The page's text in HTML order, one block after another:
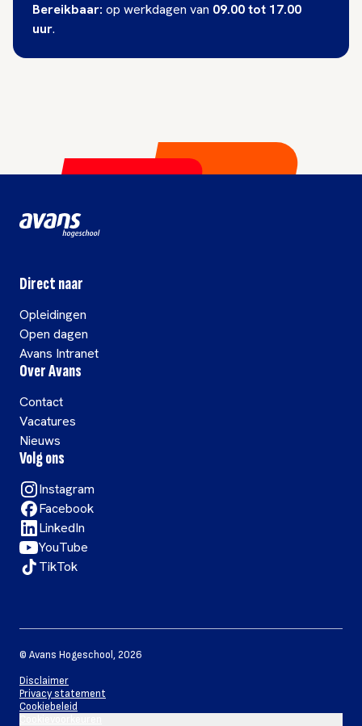
Bereikbaar: op werkdagen van 09.00 tot 17.00
uur.
Direct naar
Opleidingen
Open dagen
Avans Intranet
Over Avans
Contact
Vacatures
Nieuws
Volg ons
Instagram
Facebook
LinkedIn
YouTube
TikTok
© Avans Hogeschool,2026
Disclaimer
Privacy statement
Cookiebeleid